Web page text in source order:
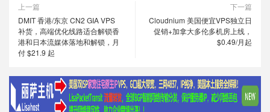
上一篇
DMIT 香港/东京 CN2 GIA VPS
补货，高端优化线路适合解锁香
港和日本流媒体落地和解锁，月
付 $21.9 起
下一篇
Cloudnium 美国便宜VPS独立日
促销+加拿大多伦多机房上线，
$0.49/月起